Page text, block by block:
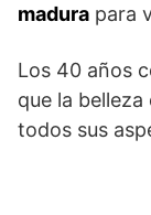
madura para
Los 40 años
que la
todos sus